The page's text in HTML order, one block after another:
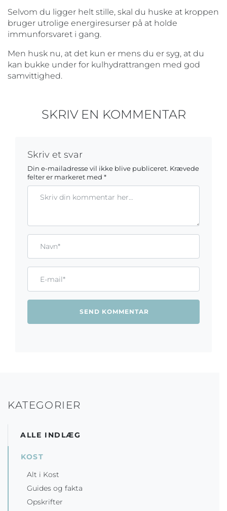
Selvom du ligger helt stille, skal du huske at kroppen
bruger utrolige energiresurser på at holde
immunforsvaret i gang.
Men husk nu, at det kun er mens du er syg, at du
kan bukke under for kulhydrattrangen med god
samvittighed.
SKRIV EN KOMMENTAR
Skriv et svar
Din e-mailadresse vil ikke blive publiceret. Krævede
felter er markeret med *
KATEGORIER
ALLE INDLÆG
KOST
Alt i Kost
Guides og fakta
Opskrifter